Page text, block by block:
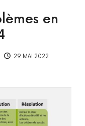
en
29 MAI 2022